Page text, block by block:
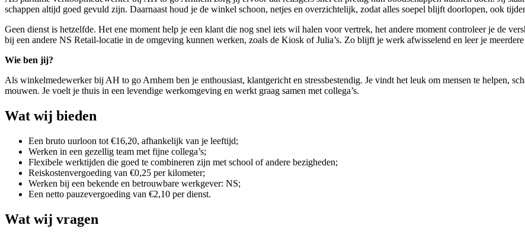
schappen altijd goed gevuld zijn. Daarnaast houd je de winkel schoon, netjes en overzichtelijk, zodat alles soepel blijft doorlopen, ook
Geen dienst is hetzelfde. Het ene moment help je een klant die nog snel iets wil halen voor vertrek, het andere moment controleer je de
bij een andere NS Retail-locatie in de omgeving kunnen werken, zoals de Kiosk of Julia’s. Zo blijft je werk afwisselend en leer je
Wie ben jij?
Als winkelmedewerker bij AH to go Arnhem ben je enthousiast, klantgericht en stressbestendig. Je vindt het leuk om mensen te helpen,
mouwen. Je voelt je thuis in een levendige werkomgeving en werkt graag samen met collega’s.
Wat wij bieden
Een bruto uurloon tot €16,20, afhankelijk van je leeftijd;
Werken in een gezellig team met fijne collega’s;
Flexibele werktijden die goed te combineren zijn met school of andere bezigheden;
Reiskostenvergoeding van €0,25 per kilometer;
Werken bij een bekende en betrouwbare werkgever: NS;
Een netto pauzevergoeding van €2,10 per dienst.
Wat wij vragen